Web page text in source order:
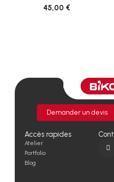
45,00 €
Demander un devis
Accès rapides
Atelier
Portfolio
Blog